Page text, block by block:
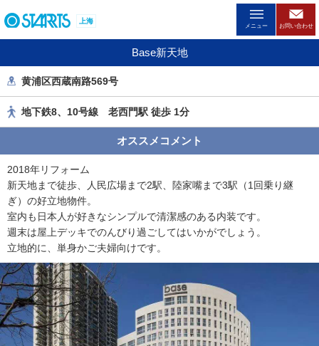
ー
ジ
移
す
め
の
ン
ク
で
。
ヘ
ッ
ダ
情
上海
メニュー お問い合わせ
Base新天地
黄浦区西蔵南路569号
地下鉄8、10号線 老西門駅 徒歩 1分
オススメコメント
2018年リフォーム
新天地まで徒歩、人民広場まで2駅、陸家嘴まで3駅（1回乗り継
ぎ）の好立地物件。
室内も日本人が好きなシンプルで清潔感のある内装です。
週末は屋上デッキでのんびり過ごしてはいかがでしょう。
立地的に、単身かご夫婦向けです。